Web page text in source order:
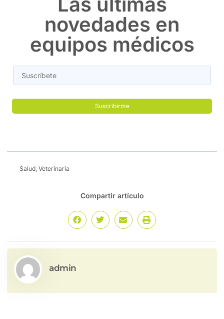
novedades en
equipos médicos
Salud, Veterinaria
Compartir artículo
admin